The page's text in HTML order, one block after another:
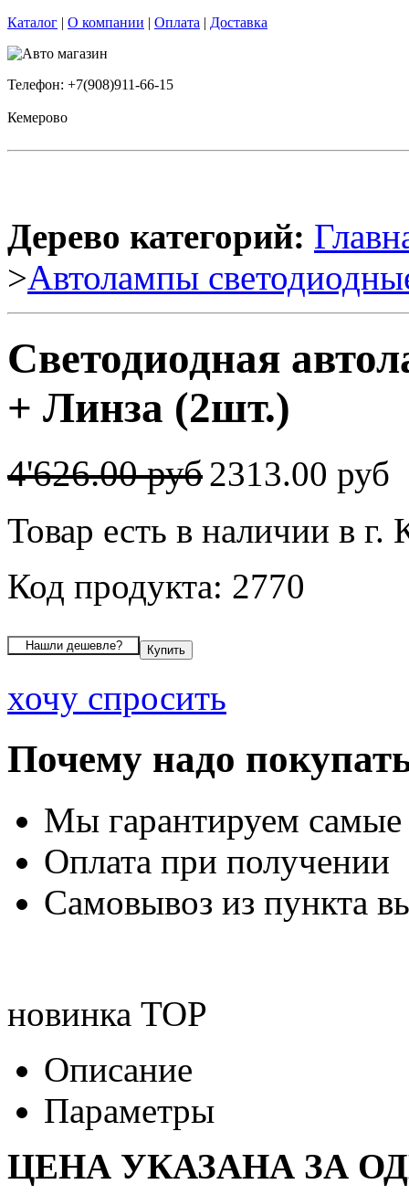
Каталог | О компании | Оплата | Доставка
Телефон: +7(908)911-66-15
Кемерово
Дерево категорий:
>Автолампы
Светодиодная
+ Линза (2шт.)
4'626.00 руб2313.00 руб
Товар есть в наличии в г.
Код продукта: 2770
хочу спросить
Почему надо
Мы гарантируем
Оплата при получении
Самовывоз из пункта
новинка TOP
Описание
Параметры
ЦЕНА УКАЗАНА ЗА